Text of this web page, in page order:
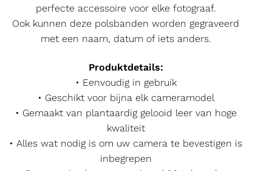
perfecte accessoire voor elke fotograaf.
Ook kunnen deze polsbanden worden gegraveerd
met een naam, datum of iets anders.
Produktdetails:
• Eenvoudig in gebruik
• Geschikt voor bijna elk cameramodel
• Gemaakt van plantaardig gelooid leer van hoge
kwaliteit
• Alles wat nodig is om uw camera te bevestigen is
inbegrepen